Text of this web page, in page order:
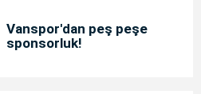
Vanspor'dan peş peşe
sponsorluk!